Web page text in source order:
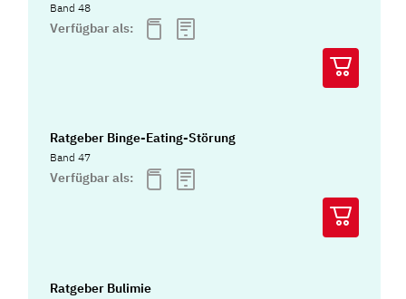
Band 48
Verfügbar als:
Ratgeber Binge-Eating-Störung
Band 47
Verfügbar als:
Ratgeber Bulimie